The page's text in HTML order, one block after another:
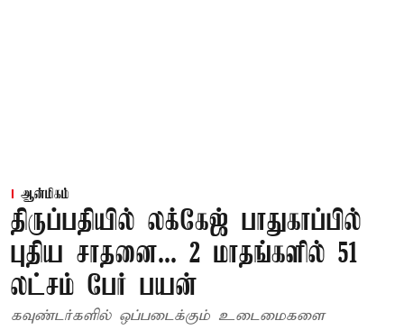
ஆன்மிகம்
திருப்பதியில் லக்கேஜ் பாதுகாப்பில்
புதிய சாதனை... 2 மாதங்களில் 51
லட்சம் பேர் பயன்
கவுண்டர்களில் ஒப்படைக்கும் உடைமைகளை